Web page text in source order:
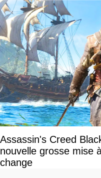
Assassin's Creed
nouvelle grosse mise
change